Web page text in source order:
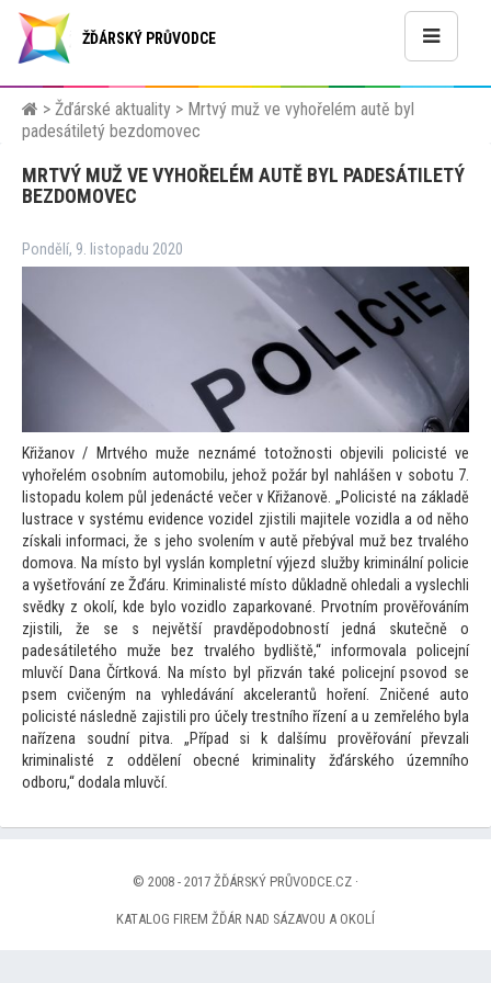
ŽĎÁRSKÝ PRŮVODCE
> Žďárské aktuality > Mrtvý muž ve vyhořelém autě byl
padesátiletý bezdomovec
MRTVÝ MUŽ VE VYHOŘELÉM AUTĚ BYL PADESÁTILETÝ
BEZDOMOVEC
Pondělí, 9. listopadu 2020
Křižanov / Mrtvého muže neznámé totožnosti objevili policisté ve
vyhořelém osobním automobilu, jehož požár byl nahlášen v sobotu 7.
listopadu kolem půl jedenácté večer v Křižanově. „Policisté na základě
lustrace v systému evidence vozidel zjistili majitele vozidla a od něho
získali informaci, že s jeho svolením v autě přebýval muž bez trvalého
domova. Na místo byl vyslán kompletní výjezd služby kriminální policie
a vyšetřování ze Žďáru. Kriminalisté místo důkladně ohledali a vyslechli
svědky z okolí, kde bylo vozidlo zaparkované. Prvotním prověřováním
zjistili, že se s největší pravděpodobností jedná skutečně o
padesátiletého muže bez trvalého bydliště,“ informovala policejní
mluvčí Dana Čírtková. Na místo byl přizván také policejní psovod se
psem cvičeným na vyhledávání akcelerantů hoření. Zničené auto
policisté následně zajistili pro účely trestního řízení a u zemřelého byla
nařízena soudní pitva. „Případ si k dalšímu prověřování převzali
kriminalisté z oddělení obecné kriminality žďárského územního
odboru,“ dodala mluvčí.
© 2008 - 2017 ŽĎÁRSKÝ PRŮVODCE.CZ ·
KATALOG FIREM ŽĎÁR NAD SÁZAVOU A OKOLÍ